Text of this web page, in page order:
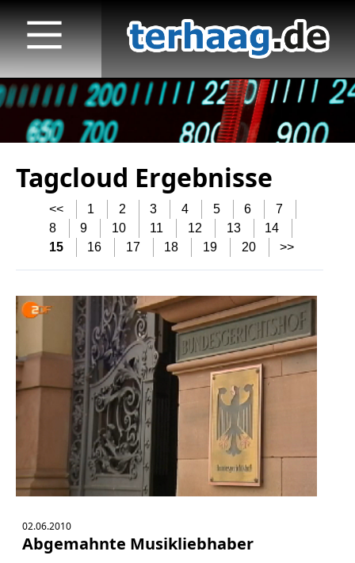
Tagcloud Ergebnisse
<< 1 2 3 4 5 6
7
8
9 10 11 12 13
14
15
16 17 18 19 20 >>
02.06.2010
Abgemahnte Musikliebhaber
Startseite
Veröffentlichungen
TV
print & online
Bücher
Kontakt
Datenschutz
AGB